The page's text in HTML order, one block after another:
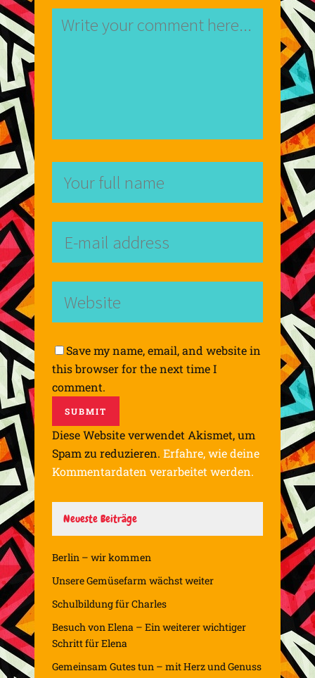
Save my name, email, and website in
this browser for the next time I
comment.
Diese Website verwendet Akismet, um
Spam zu reduzieren. Erfahre, wie deine
Kommentardaten verarbeitet werden.
Neueste Beiträge
Berlin – wir kommen
Unsere Gemüsefarm wächst weiter
Schulbildung für Charles
Besuch von Elena – Ein weiterer wichtiger
Schritt für Elena
Gemeinsam Gutes tun – mit Herz und Genuss